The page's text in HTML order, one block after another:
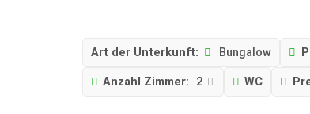
Art der Unterkunft: Bungalow
Anzahl Zimmer: 2 WC